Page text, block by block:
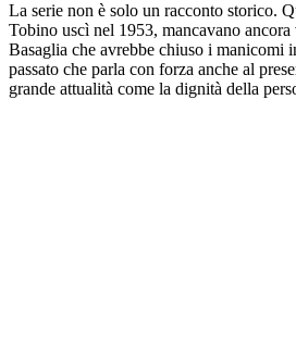
La serie non è solo un racconto storico.
Tobino uscì nel 1953, mancavano
Basaglia che avrebbe chiuso i manicomi
passato che parla con forza anche al
grande attualità come la dignità della